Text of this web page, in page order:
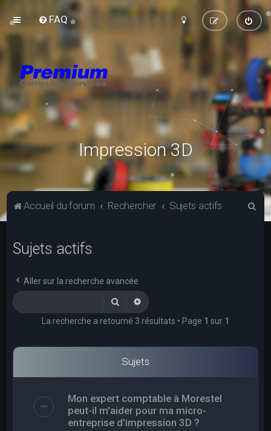
FAQ
Impression 3D
Accueil du forum Rechercher Sujets actifs
Sujets actifs
Aller sur la recherche avancée
RechercherRecherche avancée
La recherche a retourné 3 résultats • Page 1 sur 1
Sujets
Mon expert comptable à Morestel
peut-il m'aider pour ma micro-
entreprise d'impression 3D ?